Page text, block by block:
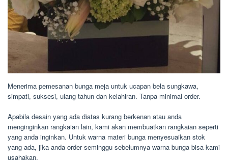
Menerima pemesanan bunga meja untuk ucapan bela sungkawa,
simpati, suksesi, ulang tahun dan kelahiran. Tanpa minimal order.
Apabila desain yang ada diatas kurang berkenan atau anda
menginginkan rangkaian lain, kami akan membuatkan rangkaian seperti
yang anda inginkan. Untuk warna materi bunga menyesuaikan stok
yang ada, jika anda order seminggu sebelumnya warna bunga bisa kami
usahakan.